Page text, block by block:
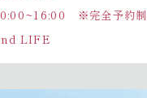
※完全予約制
LIFE